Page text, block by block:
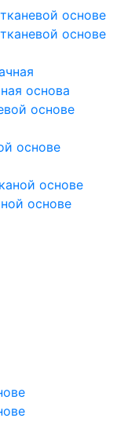
основе
основе
основа
основе
основе
основе
основе